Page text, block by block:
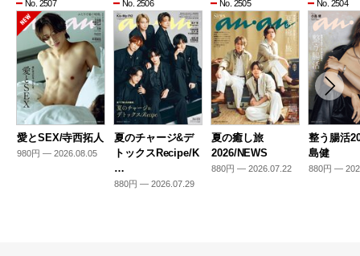
No. 2507
愛とSEX/寺西拓人
980円 — 2026.08.05
No. 2506
夏のチャージ&デ
トックスRecipe/K
…
880円 — 2026.07.29
No. 2505
夏の癒し旅
2026/NEWS
880円 — 2026.07.22
No. 2504
整う腸活
島健
880円 —